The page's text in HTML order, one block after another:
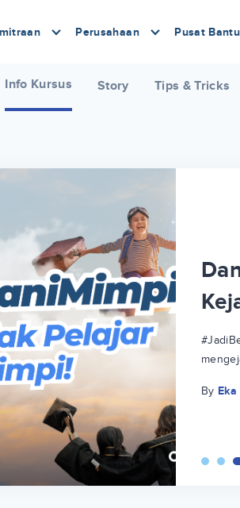
Perusahaan Pusat
Info Kursus Story Tips & Tricks
By